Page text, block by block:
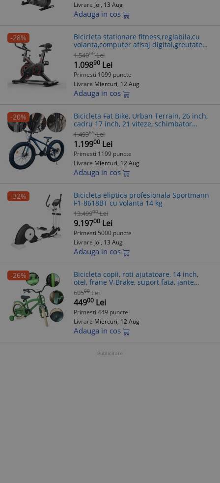
Livrare Joi, 13 Aug
Adauga in cos
-28%
Bicicleta stationare fitness,reglabila,cu
volanta,computer afisaj digital,greutate
maxima 110 kg
1.54000 Lei
1.09890 Lei
Primesti 1099 puncte
Livrare Miercuri, 12 Aug
Adauga in cos
-20%
Bicicleta Fat Bike, Urban Terrain, 26 inch,
cadru 17 inch, 21 viteze, schimbator
Shimano, frane pe disc, RESIGILAT
1.49369 Lei
1.19900 Lei
Primesti 1199 puncte
Livrare Miercuri, 12 Aug
Adauga in cos
-32%
Bicicleta eliptica profesionala Sportmann
F1-8618BT cu volanta 14 kg
13.49900 Lei
9.19700 Lei
Primesti 5000 puncte
Livrare Joi, 13 Aug
Adauga in cos
-26%
Bicicleta copii, roti ajutatoare, 14 inch,
otel, frane V-Brake, suport fata, jante
aluminiu, verde, RESIGILAT
60500 Lei
44900 Lei
Primesti 449 puncte
Livrare Miercuri, 12 Aug
Adauga in cos
Publicitate